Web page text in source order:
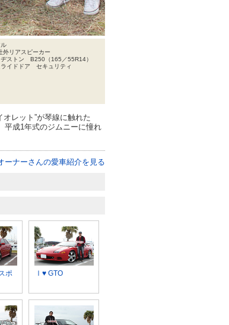
リアスピーカー
ヂストン B250（165／55R14）
ライドドア セキュリティ
レット”が琴線に触れた
平成1年式のジムニーに憧れ
ーナーさんの愛車紹介を見る
ポ
Ⅰ♥ GTO